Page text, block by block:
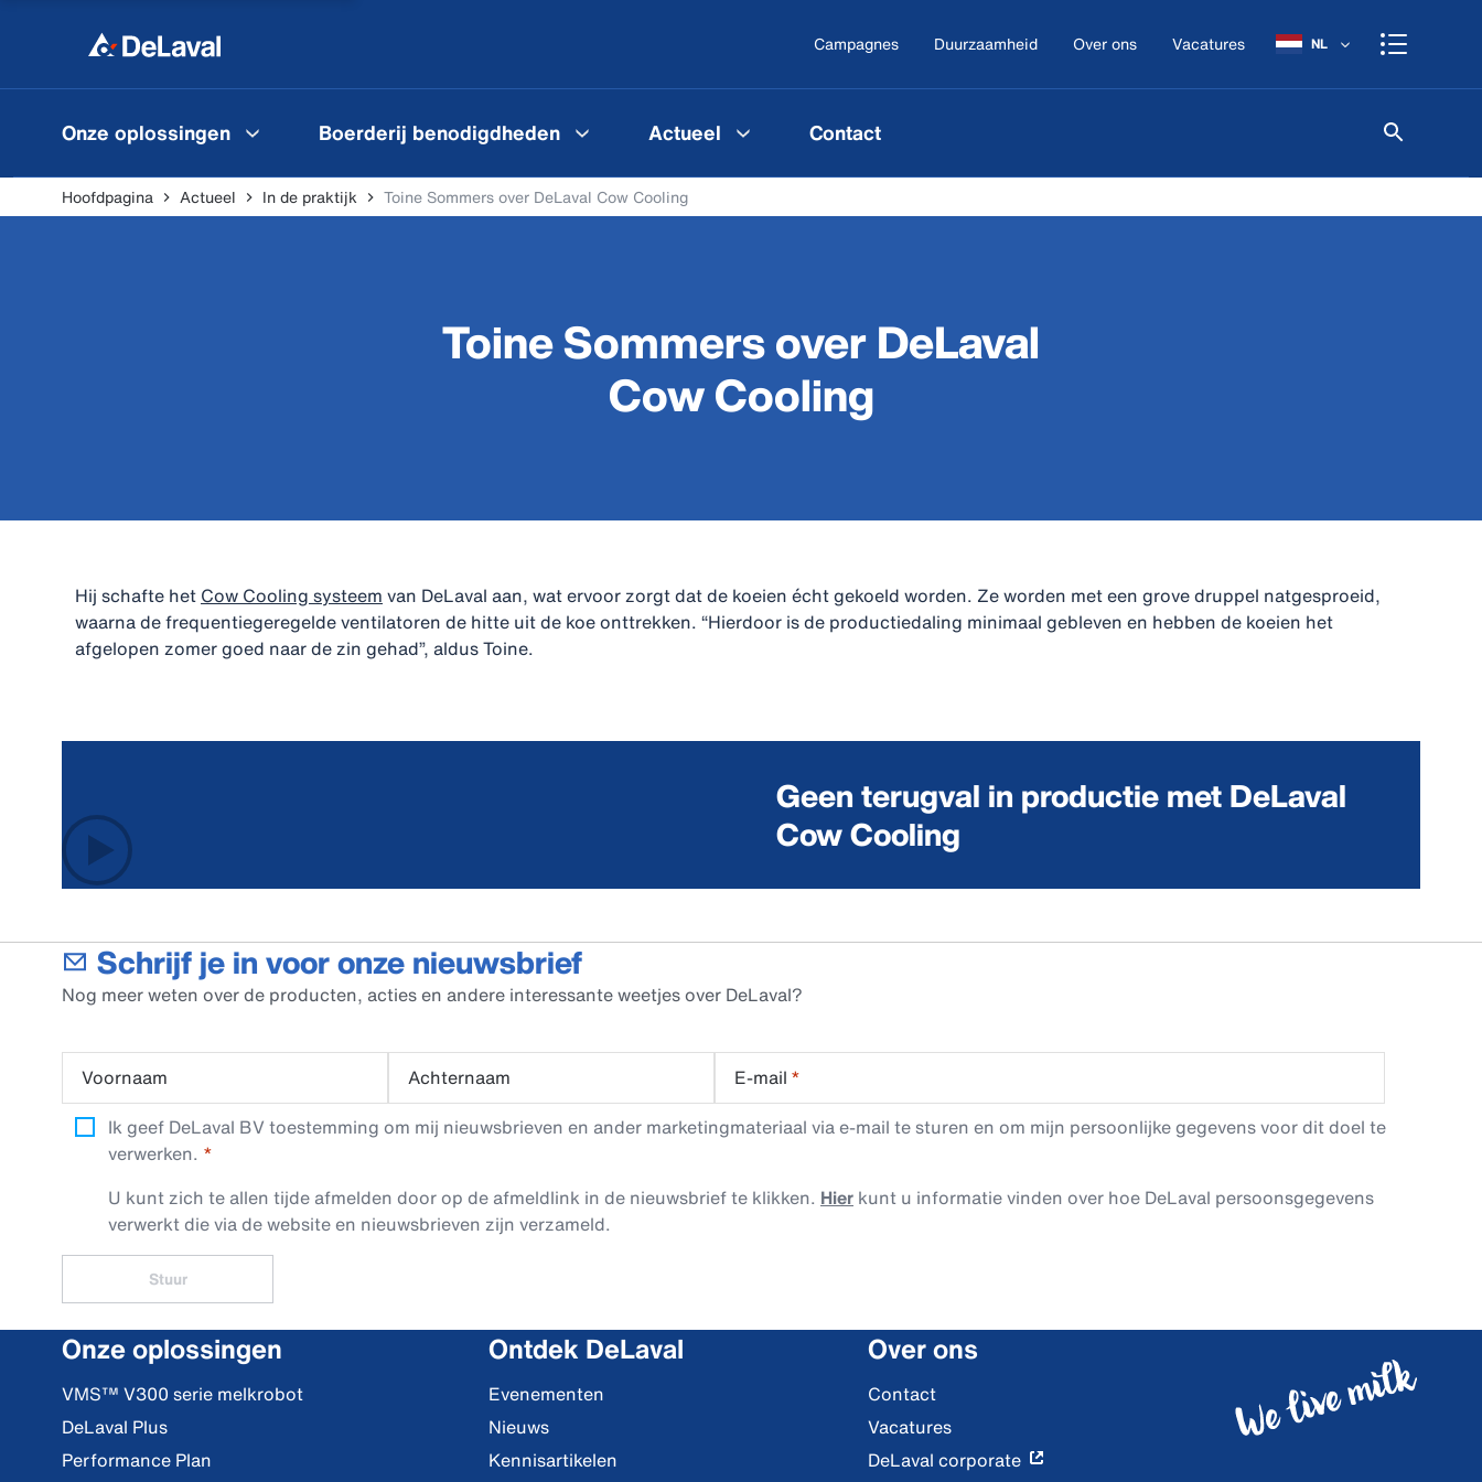
Campagnes Duurzaamheid Over ons Vacatures NL
Onze oplossingen Boerderij benodigdheden Actueel Contact
Hoofdpagina Actueel In de praktijk Toine Sommers over DeLaval Cow Cooling
Toine Sommers over DeLaval
Cow Cooling
Hij schafte het Cow Cooling systeem van DeLaval aan, wat ervoor zorgt dat de koeien écht gekoeld worden. Ze worden met een grove druppel natgesproeid,
waarna de frequentiegeregelde ventilatoren de hitte uit de koe onttrekken. “Hierdoor is de productiedaling minimaal gebleven en hebben de koeien het
afgelopen zomer goed naar de zin gehad”, aldus Toine.
Geen terugval in productie met DeLaval
Cow Cooling
Schrijf je in voor onze nieuwsbrief
Nog meer weten over de producten, acties en andere interessante weetjes over DeLaval?
Voornaam Achternaam E-mail *
Ik geef DeLaval BV toestemming om mij nieuwsbrieven en ander marketingmateriaal via e-mail te sturen en om mijn persoonlijke gegevens voor dit doel te
verwerken.
U kunt zich te allen tijde afmelden door op de afmeldlink in de nieuwsbrief te klikken. Hier kunt u informatie vinden over hoe DeLaval persoonsgegevens
verwerkt die via de website en nieuwsbrieven zijn verzameld.
Stuur
Onze oplossingen
VMS™ V300 serie melkrobot
DeLaval Plus
Performance Plan
Ontdek DeLaval
Evenementen
Nieuws
Kennisartikelen
Over ons
Contact
Vacatures
DeLaval corporate